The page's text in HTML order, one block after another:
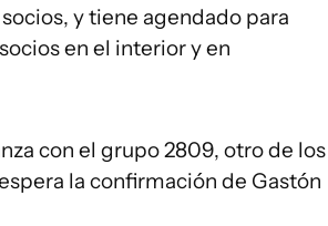
y tiene agendado para
en el interior y en
con el grupo 2809, otro de los
la confirmación de Gastón